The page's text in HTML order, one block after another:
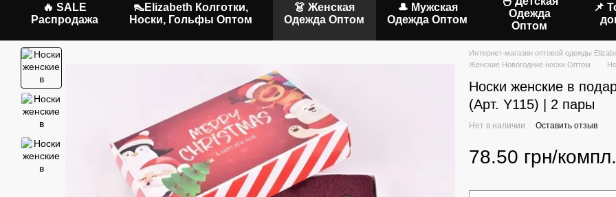
🔥 SALE
Распродажа
👠Elizabeth Колготки,
Носки, Гольфы Оптом
👗 Женская
Одежда Оптом
🎩 Мужская
Одежда Оптом
Одежда
Оптом
📌
Интернет-магазин оптовой одежды
Женские Новогодние носки Оптом
Носки женские в
(Арт. Y115) | 2 пары
Нет в наличии Оставить отзыв
78.50 грн/компл.